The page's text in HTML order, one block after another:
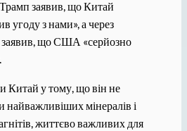
заявив, що Китай
угоду з нами», а через
заявив, що США «серйозно
у тому, що він не
найважливіших мінералів і
життєво важливих для